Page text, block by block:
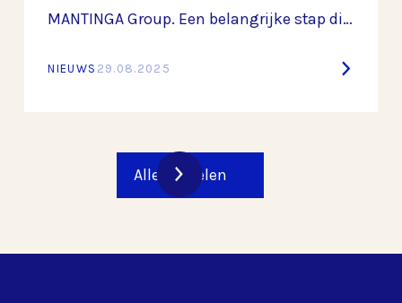
MANTINGA Group. Een belangrijke stap die
beide partijen verder versterkt en een
NIEUWS 29.08.2025
Alle artikelen